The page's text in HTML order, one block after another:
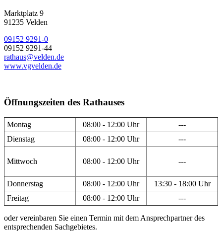
Marktplatz 9
91235 Velden
09152 9291-0
09152 9291-44
rathaus@velden.de
www.vgvelden.de
Öffnungszeiten des Rathauses
Montag 08:00 - 12:00 Uhr
---
Dienstag
08:00 - 12:00 Uhr ---
Mittwoch 08:00 - 12:00 Uhr ---
Donnerstag 08:00 - 12:00 Uhr
13:30 - 18:00 Uhr
Freitag
08:00 - 12:00 Uhr ---
oder vereinbaren Sie einen Termin mit dem Ansprechpartner des
entsprechenden Sachgebietes.